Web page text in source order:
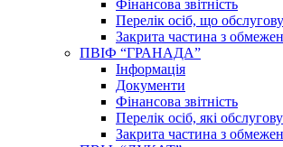
Фінансова звітність
Перелік осіб, що
Закрита частина з
ПВІФ “ГРАНАДА”
Інформація
Документи
Фінансова звітність
Перелік осіб, які
Закрита частина з